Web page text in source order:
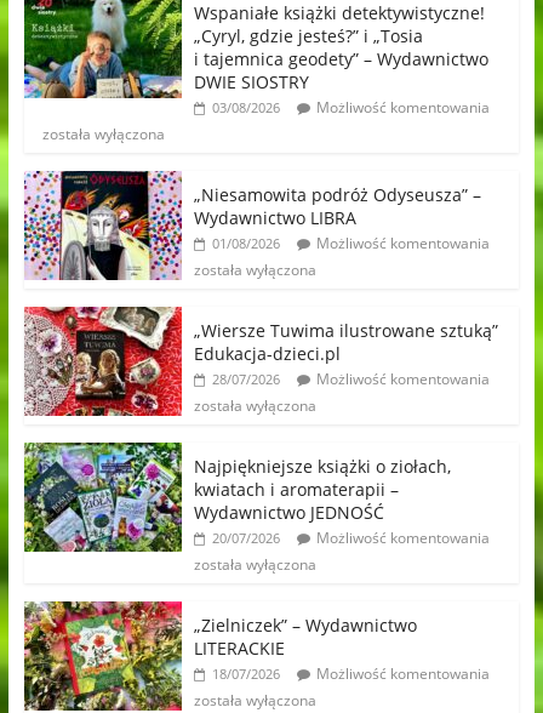
Wspaniałe książki detektywistyczne!
„Cyryl, gdzie jesteś?” i „Tosia
i tajemnica geodety” – Wydawnictwo
DWIE SIOSTRY
03/08/2026
Możliwość komentowania
została wyłączona
„Niesamowita podróż Odyseusza” –
Wydawnictwo LIBRA
01/08/2026
Możliwość komentowania
została wyłączona
„Wiersze Tuwima ilustrowane sztuką”
Edukacja-dzieci.pl
28/07/2026
Możliwość komentowania
została wyłączona
Najpiękniejsze książki o ziołach,
kwiatach i aromaterapii –
Wydawnictwo JEDNOŚĆ
20/07/2026
Możliwość komentowania
została wyłączona
„Zielniczek” – Wydawnictwo
LITERACKIE
18/07/2026
Możliwość komentowania
została wyłączona